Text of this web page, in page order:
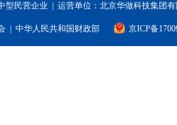
型民营企业 | 运营单位：北京华做科技集团
中华人民共和国财政部 京ICP备